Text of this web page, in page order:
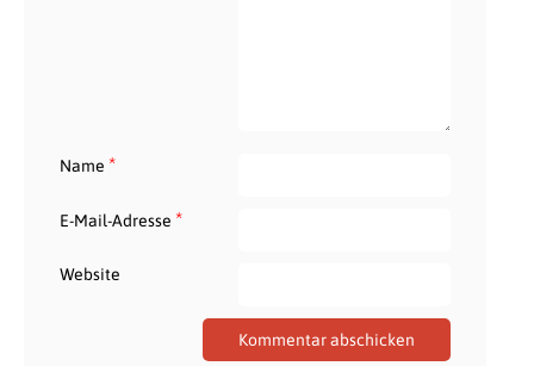
Name *
E-Mail-Adresse *
Website